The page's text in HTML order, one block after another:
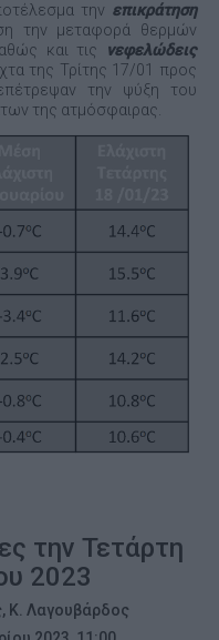
την επικράτηση
την μεταφορά θερμών
και τις
νεφελώδεις
της Τρίτης 17/01 προς
την ψύξη του
της ατμόσφαιρας.
την Τετάρτη
2023
Κ. Λαγουβάρδος